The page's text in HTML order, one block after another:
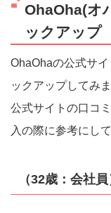
OhaOha(オ
ックアップ
OhaOhaの公式サ
ックアップしてみま
公式サイトの口コ
入の際に参考にし
（32歳：会社員